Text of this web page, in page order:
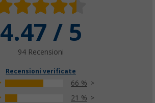
4.47 / 5
94 Recensioni
Recensioni verificate
66 %
21 %